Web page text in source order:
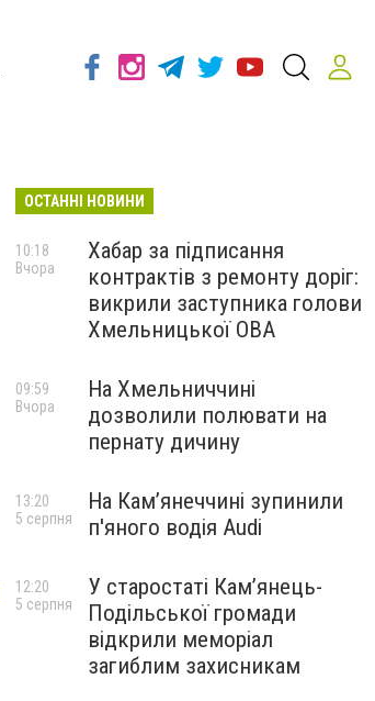
ОСТАННІ НОВИНИ
Хабар за підписання
контрактів з ремонту доріг:
викрили заступника голови
Хмельницької ОВА
10:18
Вчора
На Хмельниччині
дозволили полювати на
пернату дичину
09:59
Вчора
На Камʼянеччині зупинили
п'яного водія Audi
13:20
5 серпня
У старостаті Кам’янець-
Подільської громади
відкрили меморіал
загиблим захисникам
12:20
5 серпня